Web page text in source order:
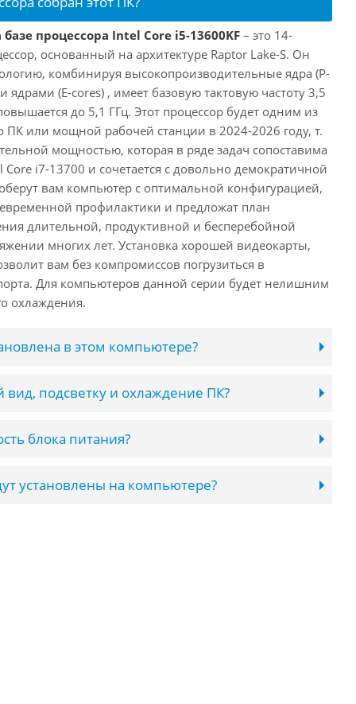
процессора Intel Core i5-13600KF – это 14-
основанный на архитектуре Raptor Lake-S. Он
комбинируя высокопроизводительные ядра (P-
ядрами (E-cores) , имеет базовую тактовую частоту 3,5
до 5,1 ГГц. Этот процессор будет одним из
ПК или мощной рабочей станции в 2024-2026 году, т.
мощностью, которая в ряде задач сопоставима
i7-13700 и сочетается с довольно демократичной
вам компьютер с оптимальной конфигурацией,
профилактики и предложат план
длительной, продуктивной и бесперебойной
многих лет. Установка хорошей видеокарты,
вам без компромиссов погрузиться в
Для компьютеров данной серии будет нелишним
охлаждения.
в этом компьютере?
подсветку и охлаждение ПК?
блока питания?
установлены на компьютере?